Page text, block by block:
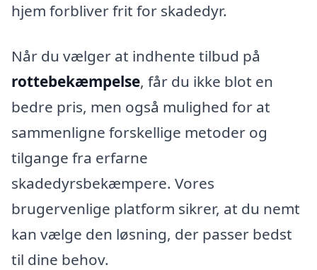
hjem forbliver frit for skadedyr.
Når du vælger at indhente tilbud på
rottebekæmpelse, får du ikke blot en
bedre pris, men også mulighed for at
sammenligne forskellige metoder og
tilgange fra erfarne
skadedyrsbekæmpere. Vores
brugervenlige platform sikrer, at du nemt
kan vælge den løsning, der passer bedst
til dine behov.